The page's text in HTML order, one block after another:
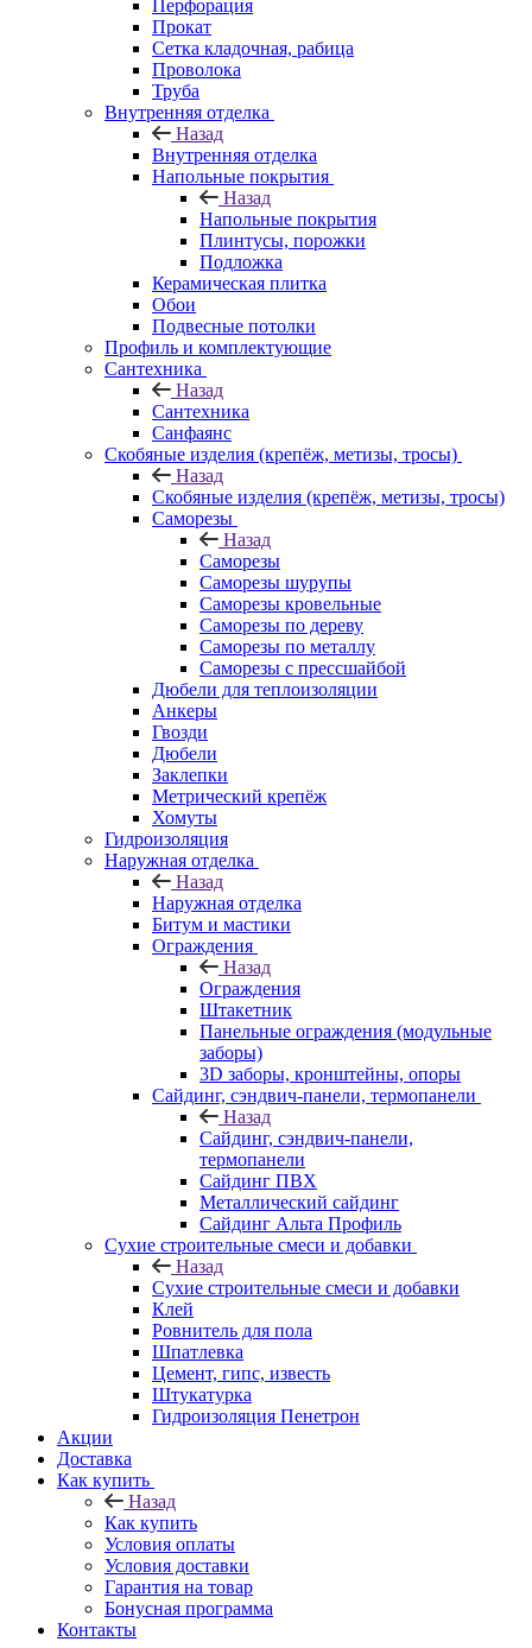
Перфорация
Прокат
Сетка кладочная, рабица
Проволока
Труба
Внутренняя отделка
Назад
Внутренняя отделка
Напольные покрытия
Назад
Напольные покрытия
Плинтусы, порожки
Подложка
Керамическая плитка
Обои
Подвесные потолки
Профиль и комплектующие
Сантехника
Назад
Сантехника
Санфаянс
Скобяные изделия (крепёж, метизы, тросы)
Назад
Скобяные изделия (крепёж, метизы, тросы)
Саморезы
Назад
Саморезы
Саморезы шурупы
Саморезы кровельные
Саморезы по дереву
Саморезы по металлу
Саморезы с прессшайбой
Дюбели для теплоизоляции
Анкеры
Гвозди
Дюбели
Заклепки
Метрический крепёж
Хомуты
Гидроизоляция
Наружная отделка
Назад
Наружная отделка
Битум и мастики
Ограждения
Назад
Ограждения
Штакетник
Панельные ограждения (модульные
заборы)
3D заборы, кронштейны, опоры
Cайдинг, сэндвич-панели, термопанели
Назад
Cайдинг, сэндвич-панели,
термопанели
Сайдинг ПВХ
Металлический сайдинг
Сайдинг Альта Профиль
Сухие строительные смеси и добавки
Назад
Сухие строительные смеси и добавки
Клей
Ровнитель для пола
Шпатлевка
Цемент, гипс, известь
Штукатурка
Гидроизоляция Пенетрон
Акции
Доставка
Как купить
Назад
Как купить
Условия оплаты
Условия доставки
Гарантия на товар
Бонусная программа
Контакты